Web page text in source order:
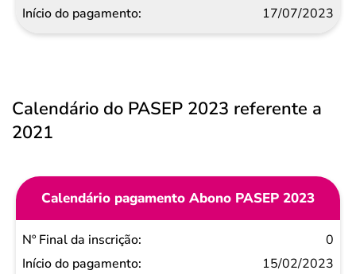
17/07/2023
Calendário do PASEP 2023 referente a
2021
Calendário pagamento Abono PASEP 2023
Nº Final
da
0
15/02/2023